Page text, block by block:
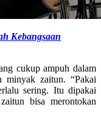
Kebangsaan
cukup ampuh dalam
minyak zaitun. “Pakai
sering. Itu dipakai
bisa merontokan